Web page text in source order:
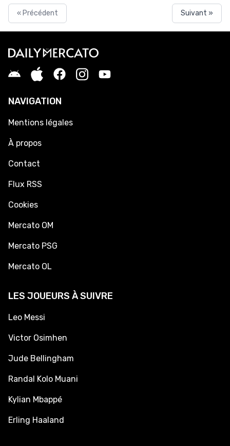
« Précédent Suivant »
NAVIGATION
Mentions légales
À propos
Contact
Flux RSS
Cookies
Mercato OM
Mercato PSG
Mercato OL
LES JOUEURS À SUIVRE
Leo Messi
Victor Osimhen
Jude Bellingham
Randal Kolo Muani
Kylian Mbappé
Erling Haaland